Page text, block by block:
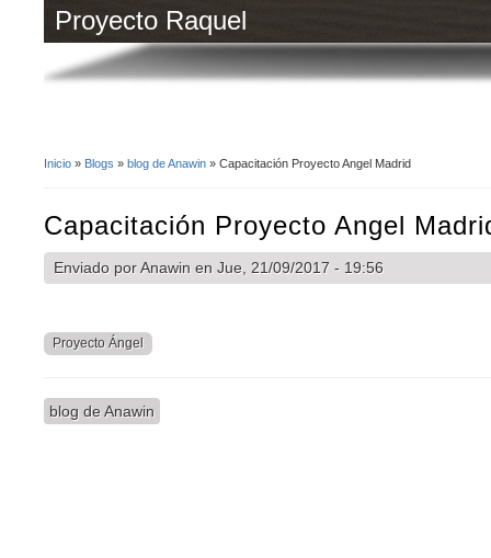
Proyecto Raquel
Inicio » Blogs » blog de Anawin » Capacitación Proyecto Angel Madrid
Capacitación Proyecto Angel
Enviado porAnawin en Jue, 21/09/2017 - 19:56
Proyecto Ángel
blog de Anawin